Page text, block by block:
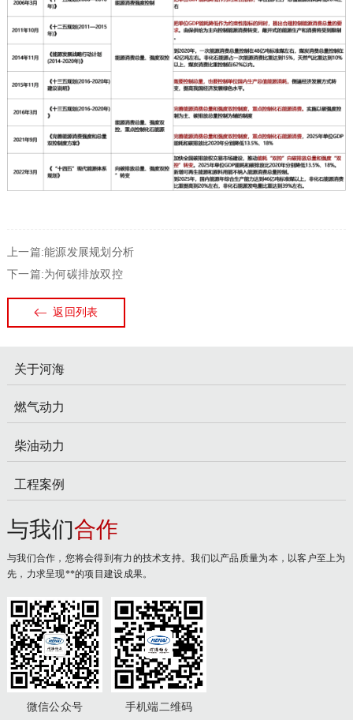
上一篇:能源发展规划分析
下一篇:为何碳排放双控
返回列表
关于河海
燃气动力
柴油动力
工程案例
与我们合作
与我们合作，您将会得到有力的技术支持。我们以产品质量为本，以客户至上为
先，力求呈现**的项目建设成果。
微信公众号 手机端二维码